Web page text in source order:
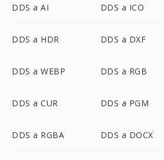
DDS a AI DDS a ICO
DDS a HDR DDS a DXF
DDS a WEBP DDS a RGB
DDS a CUR DDS a PGM
DDS a RGBA DDS a DOCX